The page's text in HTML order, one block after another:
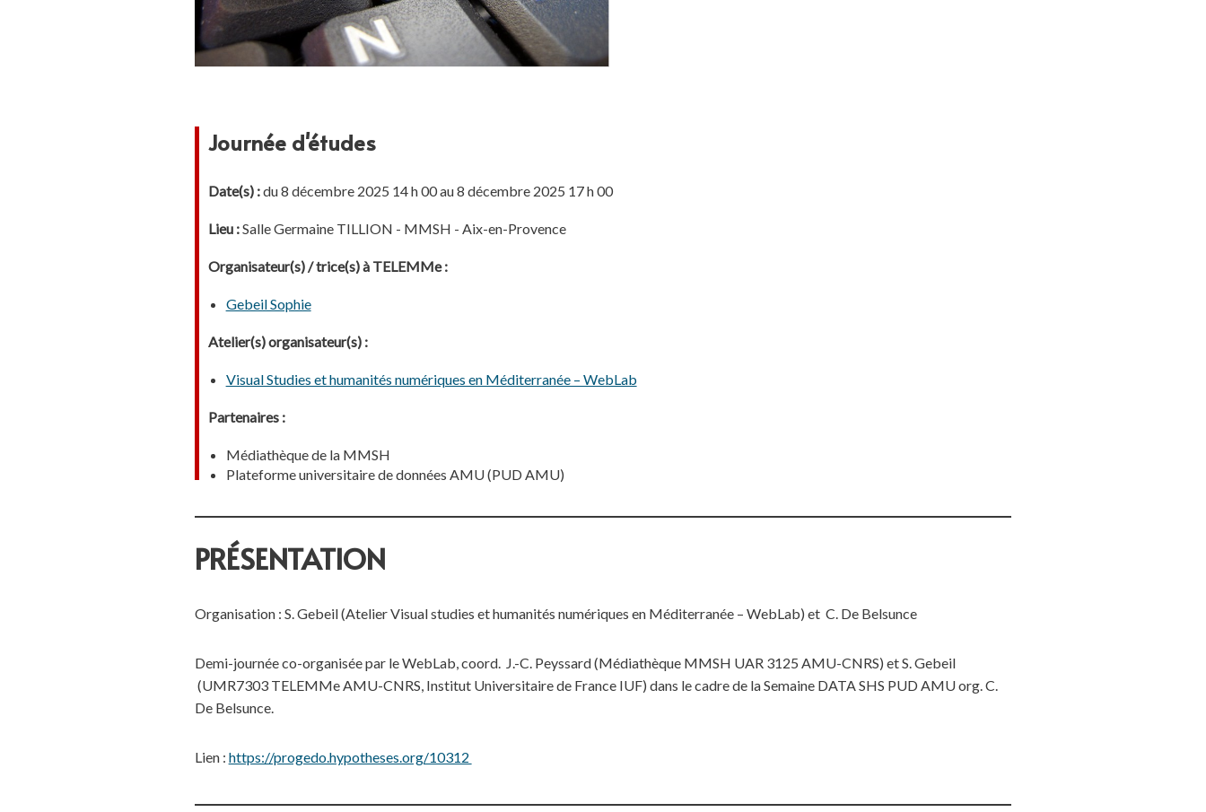
Journée d'études
Date(s) :du 8 décembre 2025 14 h 00 au 8 décembre 2025 17 h 00
Lieu :Salle Germaine TILLION - MMSH - Aix-en-Provence
Organisateur(s) / trice(s) à TELEMMe :
Gebeil Sophie
Atelier(s) organisateur(s) :
Visual Studies et humanités numériques en Méditerranée – WebLab
Partenaires :
Médiathèque de la MMSH
Plateforme universitaire de données AMU (PUD AMU)
PRÉSENTATION
Organisation : S. Gebeil (Atelier Visual studies et humanités numériques en Méditerranée – WebLab) et C. De Belsunce
Demi-journée co-organisée par le WebLab, coord. J.-C. Peyssard (Médiathèque MMSH UAR 3125 AMU-CNRS) et S. Gebeil
(UMR7303 TELEMMe AMU-CNRS, Institut Universitaire de France IUF) dans le cadre de la Semaine DATA SHS PUD AMU org. C.
De Belsunce.
Lien : https://progedo.hypotheses.org/10312